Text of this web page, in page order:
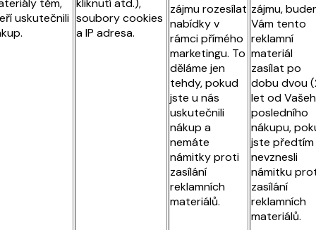
uskutečnili soubory cookies
a IP adresa.
zájmu rozesílat
nabídky v
rámci přímého
marketingu. To
děláme jen
tehdy, pokud
jste u nás
uskutečnili
nákup a
nemáte
námitky proti
zasílání
reklamních
materiálů.
zájmu,
Vám tento
reklamní
materiál
zasílat po
dobu dvou
let od
posledního
nákupu,
jste předtím
nevznesli
námitku
zasílání
reklamních
materiálů.